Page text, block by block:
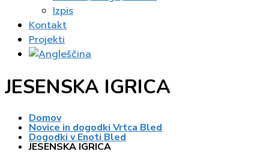
Izpis
Kontakt
Projekti
JESENSKA IGRICA
Domov
Novice in dogodki Vrtca Bled
Dogodki v Enoti Bled
JESENSKA IGRICA